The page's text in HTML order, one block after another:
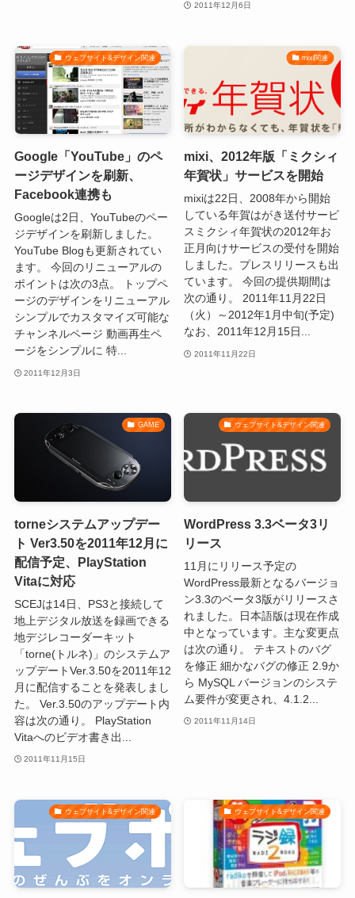
2011年12月6日
ウェブサイト&デザイン関連
Google「YouTube」のペ
ージデザインを刷新、
Facebook連携も
Googleは2日、YouTubeのペー
ジデザインを刷新しました。
YouTube Blogも更新されてい
ます。 今回のリニューアルの
ポイントは次の3点。 トップペ
ージのデザインをリニューアル
シンプルでカスタマイズ可能な
チャンネルページ 動画再生ペ
ージをシンプルに 特...
2011年12月3日
mixi関連
mixi、2012年版「ミクシィ
年賀状」サービスを開始
mixiは22日、2008年から開始
している年賀はがき送付サービ
スミクシィ年賀状の2012年お
正月向けサービスの受付を開始
しました。プレスリリースも出
ています。 今回の提供期間は
次の通り。 2011年11月22日
（火）～2012年1月中旬(予定)
なお、2011年12月15日...
2011年11月22日
GAME
torneシステムアップデー
ト Ver3.50を2011年12月に
配信予定、PlayStation
Vitaに対応
SCEJは14日、PS3と接続して
地上デジタル放送を録画できる
地デジレコーダーキット
「torne(トルネ)」のシステムア
ップデートVer.3.50を2011年12
月に配信することを発表しまし
た。 Ver.3.50のアップデート内
容は次の通り。 PlayStation
Vitaへのビデオ書き出...
2011年11月15日
ウェブサイト&デザイン関連
WordPress 3.3ベータ3リ
リース
11月にリリース予定の
WordPress最新となるバージョ
ン3.3のベータ3版がリリースさ
れました。日本語版は現在作成
中となっています。主な変更点
は次の通り。 テキストのバグ
を修正 細かなバグの修正 2.9か
ら MySQL バージョンのシステ
ム要件が変更され、4.1.2...
2011年11月14日
ウェブサイト&デザイン関連 ウェブサイト&デザイン関連